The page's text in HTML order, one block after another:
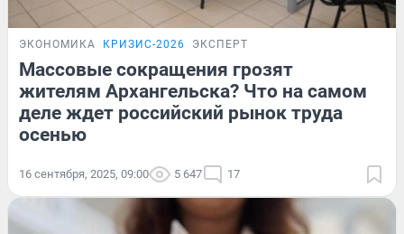
ЭКОНОМИКА КРИЗИС-2026 ЭКСПЕРТ
Массовые сокращения грозят
жителям Архангельска? Что на самом
деле ждет российский рынок труда
осенью
16 сентября, 2025, 09:00 5 647 17